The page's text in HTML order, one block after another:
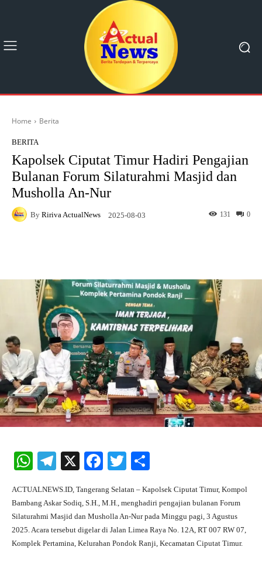
Home Berita
BERITA
Kapolsek Ciputat Timur Hadiri Pengajian
Bulanan Forum Silaturahmi Masjid dan
Musholla An-Nur
By Ririva ActualNews 2025-08-03 0
131
W
ts
A
pp
Te
gr
a
m
X
Fa
bo
ok
T
tte
r
re
ACTUALNEWS.ID, Tangerang Selatan – Kapolsek Ciputat Timur, Kompol
Bambang Askar Sodiq, S.H., M.H., menghadiri pengajian bulanan Forum
Silaturahmi Masjid dan Musholla An-Nur pada Minggu pagi, 3 Agustus
2025. Acara tersebut digelar di Jalan Limea Raya No. 12A, RT 007 RW 07,
Komplek Pertamina, Kelurahan Pondok Ranji, Kecamatan Ciputat Timur.